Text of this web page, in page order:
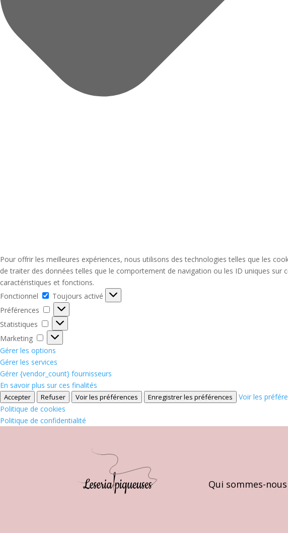
Pour offrir les meilleures expériences, nous utilisons des technologies telles que les
de traiter des données telles que le comportement de navigation ou les ID uniques
caractéristiques et fonctions.
Fonctionnel
Fonctionnel
Toujours activé
Préférences
Préférences
Statistiques
Statistiques
Marketing
Marketing
Gérer les options
Gérer les services
Gérer {vendor_count} fournisseurs
En savoir plus sur ces finalités
Accepter Refuser Voir les préférences Enregistrer les préférences
Voir les
Politique de cookies
Politique de confidentialité
Qui sommes-nous